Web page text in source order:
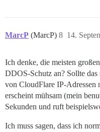
MarcP (MarcP) 14.
8
Ich denke, die meisten
DDOS-Schutz an? Sollte
von CloudFlare IP-Adressen
erscheint mühsam (mein
Sekunden und ruft
Ich muss sagen, dass ich